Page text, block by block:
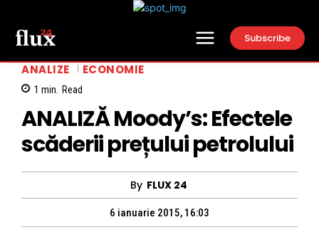
Subscribe
ANALIZE ECONOMIE
1 min. Read
ANALIZĂ Moody’s: Efectele
scăderii prețului petrolului
By FLUX 24
6 ianuarie 2015, 16:03